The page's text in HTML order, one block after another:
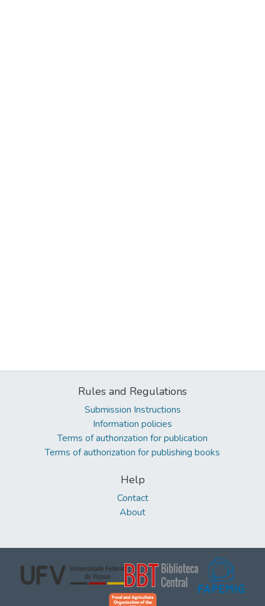
Rules and Regulations
Submission Instructions
Information policies
Terms of authorization for publication
Terms of authorization for publishing books
Help
Contact
About